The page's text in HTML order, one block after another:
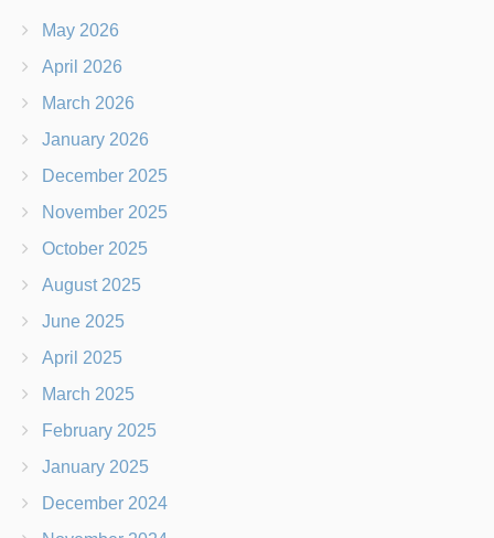
May 2026
April 2026
March 2026
January 2026
December 2025
November 2025
October 2025
August 2025
June 2025
April 2025
March 2025
February 2025
January 2025
December 2024